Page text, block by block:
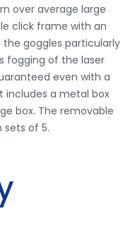
over average large
click frame with an
the goggles particularly
fogging of the laser
even with a
includes a metal box
box. The removable
of 5.